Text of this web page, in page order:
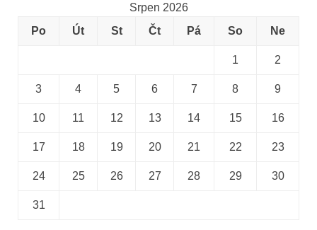
Srpen 2026
Po
Út St Čt Pá So Ne
1 2
3 4 5 6 7 8 9
10 11 12 13 14 15 16
17 18 19 20 21 22 23
24 25 26 27 28 29 30
31